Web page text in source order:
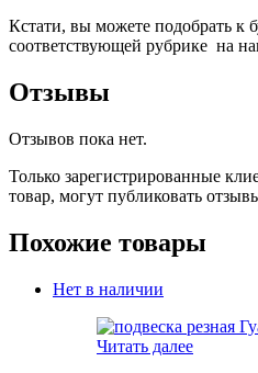
Кстати, вы можете подобрать к
соответствующей рубрике на
Отзывы
Отзывов пока нет.
Только зарегистрированные
товар, могут публиковать
Похожие товары
Нет в наличии
Читать далее